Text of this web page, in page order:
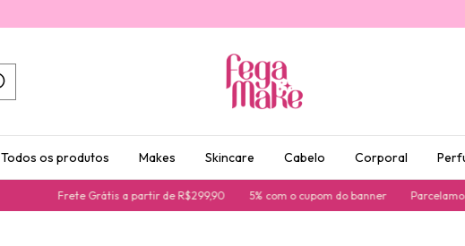
Todos os produtos Makes Skincare Cabelo Corporal
Frete Grátis a partir de R$299,90 5% com o cupom do banner Parcelamos